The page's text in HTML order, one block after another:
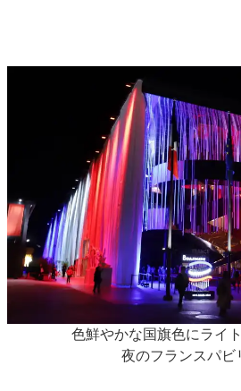
色鮮やかな国旗色にライ
夜のフランスパビ